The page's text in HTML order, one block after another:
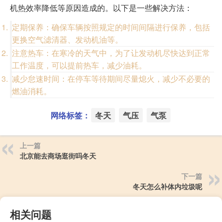
机热效率降低等原因造成的。以下是一些解决方法：
定期保养：确保车辆按照规定的时间间隔进行保养，包括
更换空气滤清器、发动机油等。
注意热车：在寒冷的天气中，为了让发动机尽快达到正常
工作温度，可以提前热车，减少油耗。
减少怠速时间：在停车等待期间尽量熄火，减少不必要的
燃油消耗。
网络标签： 冬天 气压 气泵
上一篇
北京能去商场逛街吗冬天
下一篇
冬天怎么补体内垃圾呢
相关问题